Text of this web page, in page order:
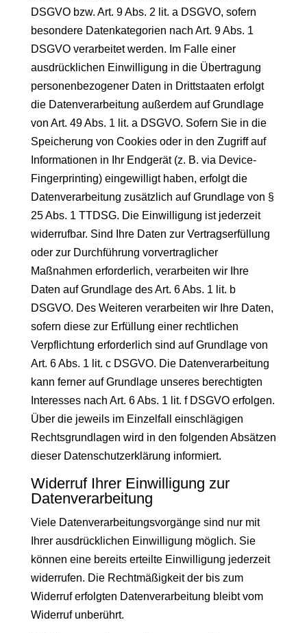
DSGVO bzw. Art. 9 Abs. 2 lit. a DSGVO, sofern
besondere Datenkategorien nach Art. 9 Abs. 1
DSGVO verarbeitet werden. Im Falle einer
ausdrücklichen Einwilligung in die Übertragung
personenbezogener Daten in Drittstaaten erfolgt
die Datenverarbeitung außerdem auf Grundlage
von Art. 49 Abs. 1 lit. a DSGVO. Sofern Sie in die
Speicherung von Cookies oder in den Zugriff auf
Informationen in Ihr Endgerät (z. B. via Device-
Fingerprinting) eingewilligt haben, erfolgt die
Datenverarbeitung zusätzlich auf Grundlage von §
25 Abs. 1 TTDSG. Die Einwilligung ist jederzeit
widerrufbar. Sind Ihre Daten zur Vertragserfüllung
oder zur Durchführung vorvertraglicher
Maßnahmen erforderlich, verarbeiten wir Ihre
Daten auf Grundlage des Art. 6 Abs. 1 lit. b
DSGVO. Des Weiteren verarbeiten wir Ihre Daten,
sofern diese zur Erfüllung einer rechtlichen
Verpflichtung erforderlich sind auf Grundlage von
Art. 6 Abs. 1 lit. c DSGVO. Die Datenverarbeitung
kann ferner auf Grundlage unseres berechtigten
Interesses nach Art. 6 Abs. 1 lit. f DSGVO erfolgen.
Über die jeweils im Einzelfall einschlägigen
Rechtsgrundlagen wird in den folgenden Absätzen
dieser Datenschutzerklärung informiert.
Widerruf Ihrer Einwilligung zur
Datenverarbeitung
Viele Datenverarbeitungsvorgänge sind nur mit
Ihrer ausdrücklichen Einwilligung möglich. Sie
können eine bereits erteilte Einwilligung jederzeit
widerrufen. Die Rechtmäßigkeit der bis zum
Widerruf erfolgten Datenverarbeitung bleibt vom
Widerruf unberührt.